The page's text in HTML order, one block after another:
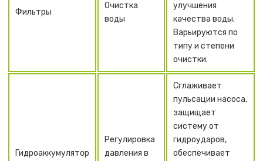
Фильтры
Очистка
воды
улучшения
качества воды.
Варьируются по
типу и степени
очистки.
Гидроаккумулятор
Регулировка
давления в
Сглаживает
пульсации насоса,
защищает
систему от
гидроударов,
обеспечивает